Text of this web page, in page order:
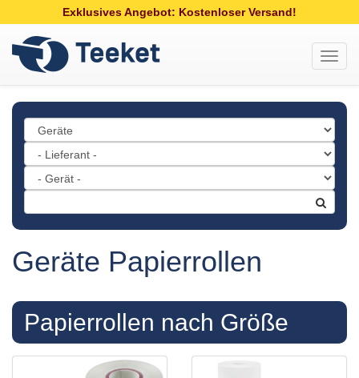
Exklusives Angebot: Kostenloser Versand!
Geräte Papierrollen
Papierrollen nach Größe